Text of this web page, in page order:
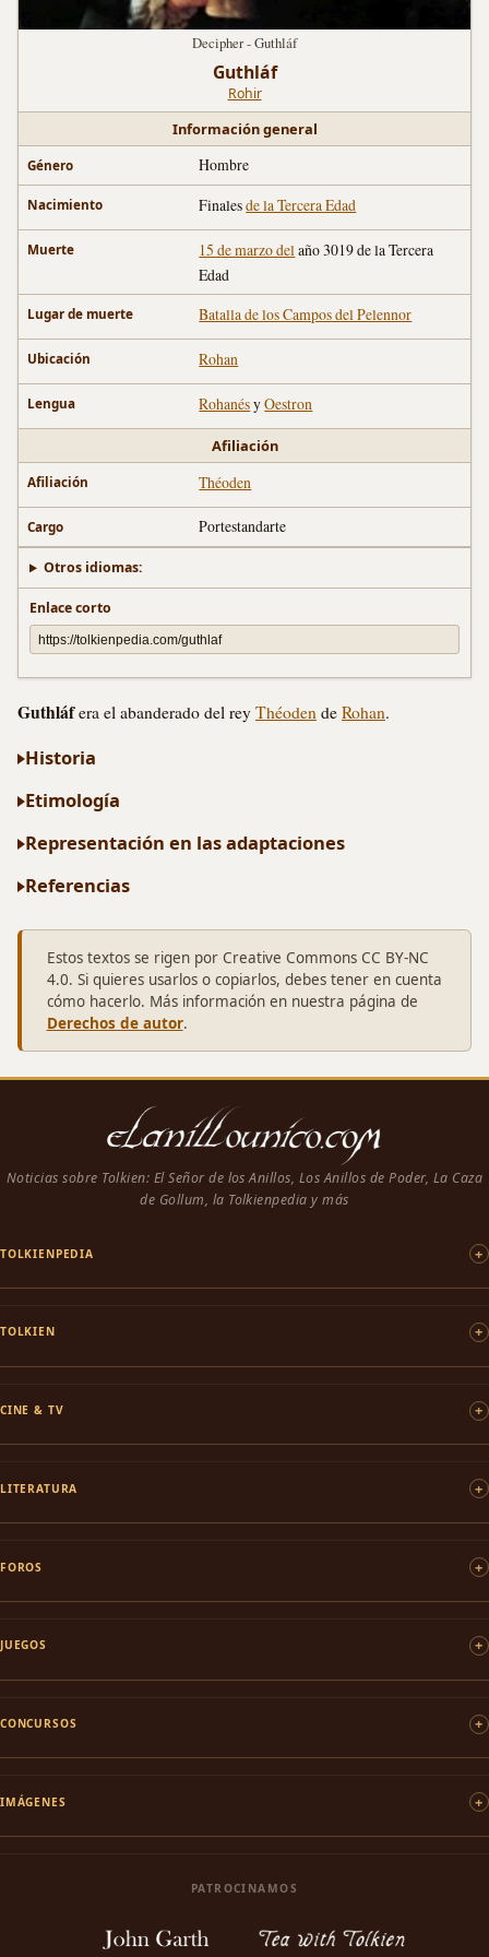
Decipher - Guthláf
Guthláf
Rohir
Información general
Género Hombre
Nacimiento Finalesde la Tercera Edad
Muerte 15 de marzo delaño 3019 de la Tercera
Edad
Lugar de muerte Batalla de los Campos del Pelennor
Ubicación Rohan
Lengua RohanésyOestron
Afiliación
Afiliación Théoden
Cargo Portestandarte
Otros idiomas:
Enlace corto
Guthláfera el abanderado del rey Théoden de Rohan.
Historia
Etimología
Representación en las adaptaciones
Referencias
Estos textos se rigen por Creative Commons CC BY-NC
4.0. Si quieres usarlos o copiarlos, debes tener en cuenta
cómo hacerlo. Más información en nuestra página de
Derechos de autor.
Noticias sobre Tolkien: El Señor de los Anillos, Los Anillos de Poder, La Caza
de Gollum, la Tolkienpedia y más
TOLKIENPEDIA
TOLKIEN
CINE & TV
LITERATURA
FOROS
JUEGOS
CONCURSOS
IMÁGENES
PATROCINAMOS